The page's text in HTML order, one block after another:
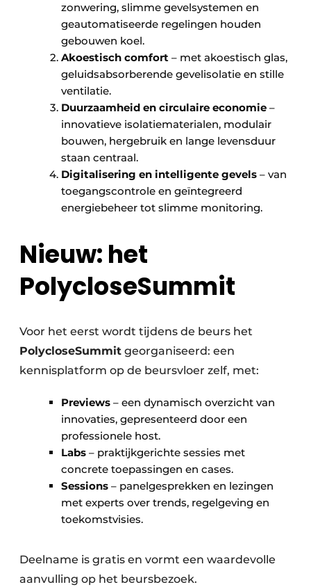
zonwering, slimme gevelsystemen en
geautomatiseerde regelingen houden
gebouwen koel.
Akoestisch comfort – met akoestisch glas,
geluidsabsorberende gevelisolatie en stille
ventilatie.
Duurzaamheid en circulaire economie –
innovatieve isolatiematerialen, modulair
bouwen, hergebruik en lange levensduur
staan centraal.
Digitalisering en intelligente gevels – van
toegangscontrole en geïntegreerd
energiebeheer tot slimme monitoring.
Nieuw: het
PolycloseSummit
Voor het eerst wordt tijdens de beurs het
PolycloseSummit georganiseerd: een
kennisplatform op de beursvloer zelf, met:
Previews – een dynamisch overzicht van
innovaties, gepresenteerd door een
professionele host.
Labs – praktijkgerichte sessies met
concrete toepassingen en cases.
Sessions – panelgesprekken en lezingen
met experts over trends, regelgeving en
toekomstvisies.
Deelname is gratis en vormt een waardevolle
aanvulling op het beursbezoek.